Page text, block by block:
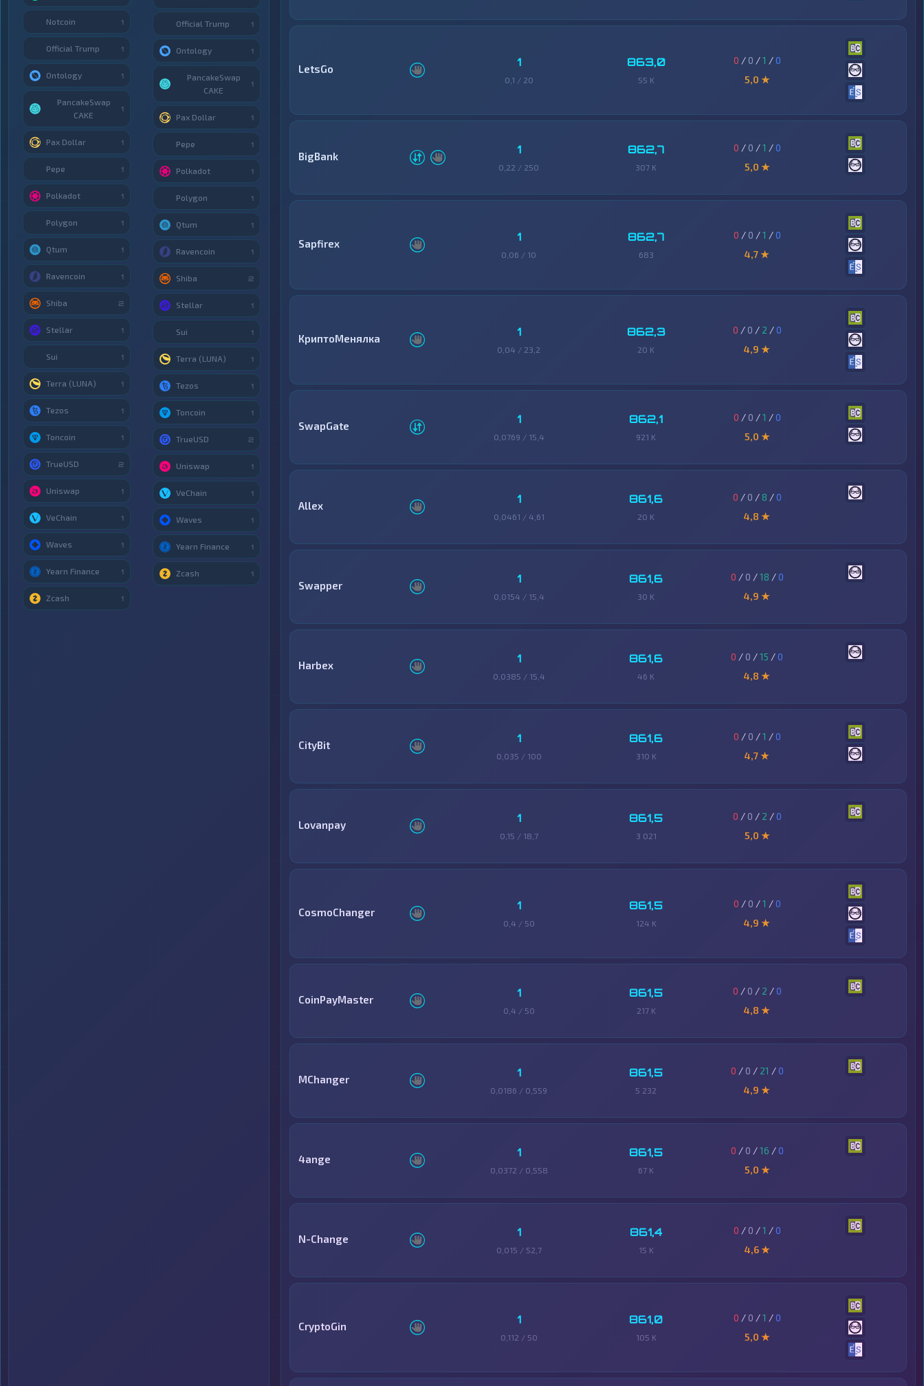
LetsGo 1
0,1 / 20
863,0
55 K
0 / 0 /1 /0
5,0 ★
BigBank 1
0,22 / 250
862,7
307 K
0 / 0 /1 /0
5,0 ★
Sapfirex 1
0,06 / 10
862,7
683
0 / 0 /1 /0
4,7 ★
КриптоМенялка 1
0,04 / 23,2
862,3
20 K
0 / 0 / 2 /0
4,9 ★
SwapGate 1
0,0769 / 15,4
862,1
921 K
0 / 0 /1 /0
5,0 ★
Allex 1
0,0461 / 4,61
861,6
20 K
0 / 0 / 8 /0
4,8 ★
Swapper 1
0,0154 / 15,4
861,6
30 K
0 / 0 /18 /0
4,9 ★
Harbex 1
0,0385 / 15,4
861,6
46 K
0 / 0 /15 /0
4,8 ★
CityBit 1
0,035 / 100
861,6
310 K
0 / 0 /1 /0
4,7 ★
Lovanpay 1
0,15 / 18,7
861,5
3 021
0 / 0 / 2 /0
5,0 ★
CosmoChanger 1
0,4 / 50
861,5
124 K
0 / 0 /1 /0
4,9 ★
CoinPayMaster 1
0,4 / 50
861,5
217 K
0 / 0 / 2 /0
4,8 ★
MChanger 1
0,0186 / 0,559
861,5
5 232
0 / 0 / 21 /0
4,9 ★
4ange 1
0,0372 / 0,558
861,5
67 K
0 / 0 /16 /0
5,0 ★
N-Change 1
0,015 / 52,7
861,4
15 K
0 / 0 /1 /0
4,6 ★
CryptoGin 1
0,112 / 50
861,0
105 K
0 / 0 /1 /0
5,0 ★
Notcoin 1
Official Trump 1
Ontology 1
PancakeSwap
CAKE
1
Pax Dollar 1
Pepe 1
Polkadot 1
Polygon 1
Qtum 1
Ravencoin 1
Shiba 2
Stellar 1
Sui 1
Terra (LUNA) 1
Tezos 1
Toncoin 1
TrueUSD 2
Uniswap 1
VeChain 1
Waves 1
Yearn Finance 1
Zcash 1
Official Trump 1
Ontology 1
PancakeSwap
CAKE
1
Pax Dollar 1
Pepe 1
Polkadot 1
Polygon 1
Qtum 1
Ravencoin 1
Shiba 2
Stellar 1
Sui 1
Terra (LUNA) 1
Tezos 1
Toncoin 1
TrueUSD 2
Uniswap 1
VeChain 1
Waves 1
Yearn Finance 1
Zcash 1